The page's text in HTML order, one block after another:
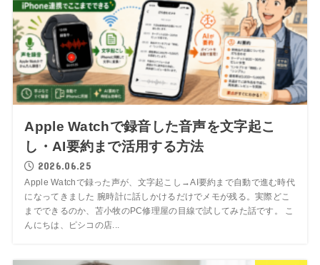
Apple Watchで録音した音声を文字起こ
し・AI要約まで活用する方法
2026.06.25
Apple Watchで録った声が、文字起こし→AI要約まで自動で進む時代
になってきました 腕時計に話しかけるだけでメモが残る。実際どこ
までできるのか、苫小牧のPC修理屋の目線で試してみた話です。 こ
んにちは、ピシコの店...